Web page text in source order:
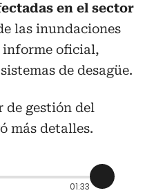
en el sector
las inundaciones
informe oficial,
de desagüe.
de gestión del
más detalles.
01:33